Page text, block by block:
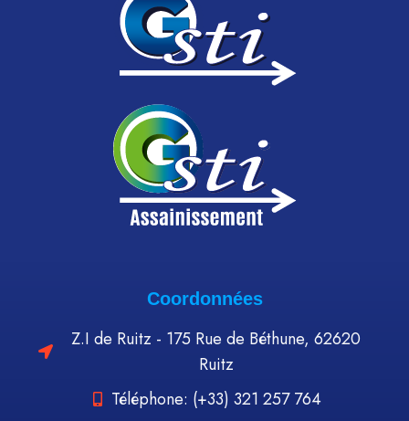
Coordonnées
Z.I de Ruitz - 175 Rue de Béthune, 62620
Ruitz
Téléphone: (+33) 321 257 764